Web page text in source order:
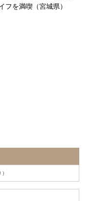
フを満喫（宮城県）
)